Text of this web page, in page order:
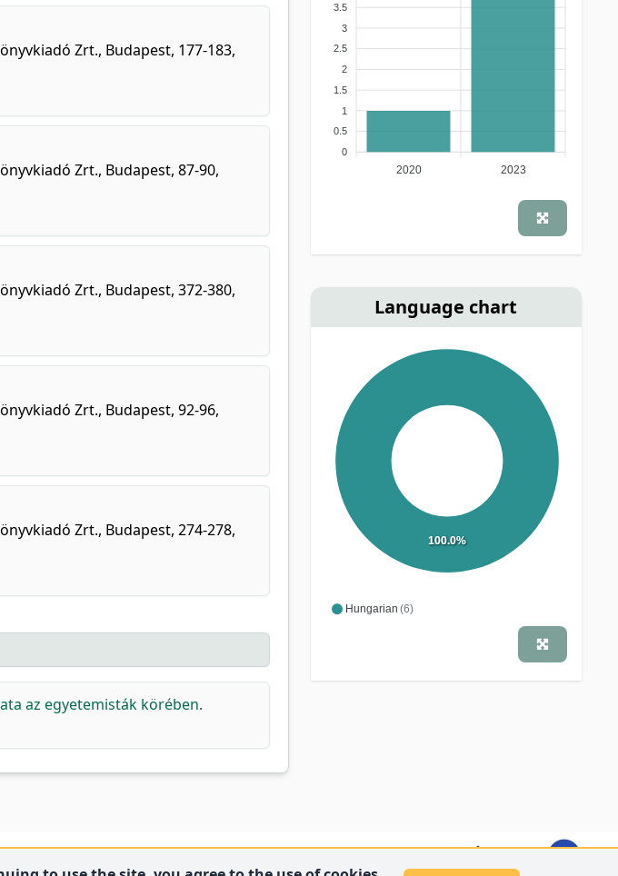
Zrt., Budapest, 177-183,
Zrt., Budapest, 87-90,
Zrt., Budapest, 372-380,
Zrt., Budapest, 92-96,
Zrt., Budapest, 274-278,
az egyetemisták körében.
3.5
3
2.5
2
1.5
1
0.5
0
2020 2023
Language chart
Hungarian (6)
100.0%